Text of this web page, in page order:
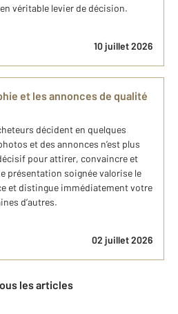
véritable levier de décision.
10 juillet 2026
et les annonces de qualité
décident en quelques
et des annonces n’est plus
pour attirer, convaincre et
présentation soignée valorise le
et distingue immédiatement votre
d’autres.
02 juillet 2026
les articles